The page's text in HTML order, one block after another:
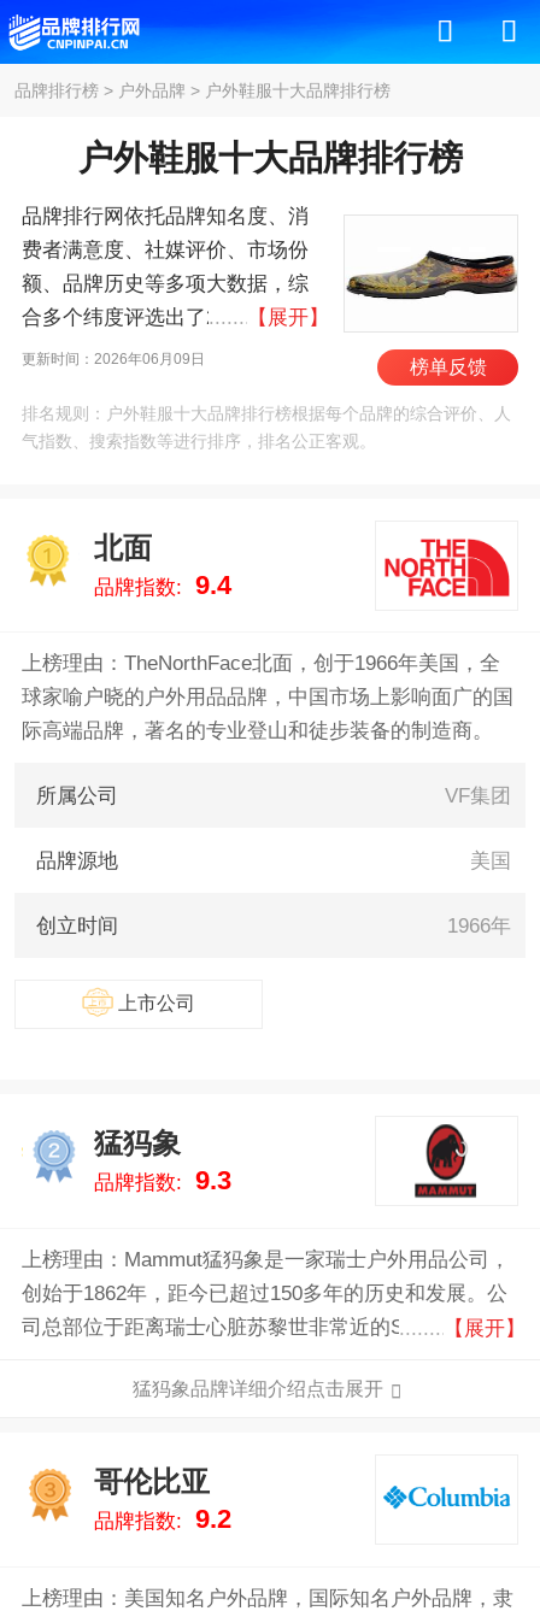
品牌排行榜> 户外品牌 > 户外鞋服十大品牌排行榜
户外鞋服十大品牌排行榜
品牌排行网依托品牌知名度、消
费者满意度、社媒评价、市场份
额、品牌历史等多项大数据，综
合多个纬度评选出了2026年户外
鞋服十大品牌排行榜，其中前十
猛犸象/MAMMUT、哥伦比
亚/Columbia、巴塔哥尼
狐/FJALLRAVEN、萨洛
蒙/Salomon、添柏
爪/JACK WOLFSKIN 。我们致力
于用最真实的数据告诉您户外鞋
服什么牌子好，供您参考。
【展开】
更新时间：2026年06月09日 榜单反馈
排名规则：户外鞋服十大品牌排行榜根据每个品牌的综合评价、人
气指数、搜索指数等进行排序，排名公正客观。
1
北面
品牌指数: 9.4
上榜理由：TheNorthFace北面，创于1966年美国，全
球家喻户晓的户外用品品牌，中国市场上影响面广的国
际高端品牌，著名的专业登山和徒步装备的制造商。
所属公司 VF集团
品牌源地 美国
创立时间 1966年
上市公司
猛犸象
品牌指数: 9.3
上榜理由：Mammut猛犸象是一家瑞士户外用品公司，
创始于1862年，距今已超过150多年的历史和发展。公
司总部位于距离瑞士心脏苏黎世非常近的Seon。
一，拥有高山攀登，攀岩，滑雪，越野跑，远足徒步5
【展开】
猛犸象品牌详细介绍点击展开
3
哥伦比亚
品牌指数: 9.2
上榜理由：美国知名户外品牌，国际知名户外品牌，隶